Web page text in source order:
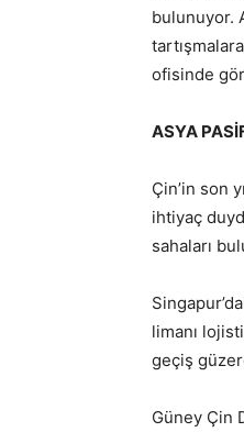
bulunuyor.
ofisinde
ASYA
Çin’in son
ihtiyaç
sahaları
limanı
geçiş
Güney Çin